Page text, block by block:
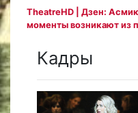
TheatreHD | Дзен:
моменты возникают из
Кадры